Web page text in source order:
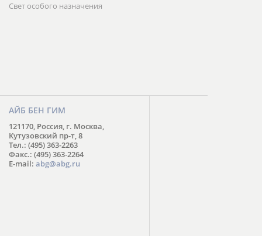
Свет особого назначения
АЙБ БЕН ГИМ
121170, Россия, г. Москва,
Кутузовский пр-т, 8
Тел.: (495) 363-2263
Факс.: (495) 363-2264
E-mail: abg@abg.ru